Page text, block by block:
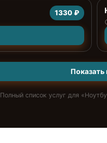
1330 ₽
Показать
Полный список услуг для «